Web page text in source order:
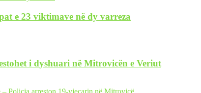
e 23 viktimave në dy varreza
i dyshuari në Mitrovicën e Veriut